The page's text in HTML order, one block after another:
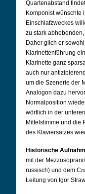
Quartenabstand
Komponist wünschte
Einschlafzweckes
zu stark
Daher glich er
Klarinettenführung
Klarinette ganz
auch nur
um die Szenerie der
Analogon dazu
Normalposition
wörtlich in der
Mittelstimme und die
des Klaviersatzes
Historische
mit der
russisch) und dem
Leitung von Igor